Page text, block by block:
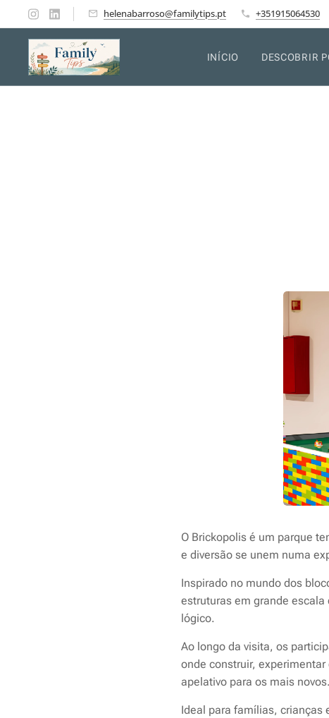
helenabarroso@familytips.pt +351915064530
INÍCIO DESCOBRIR
O Brickopolis é um parque
e diversão se unem numa
Inspirado no mundo dos
estruturas em grande
lógico.
Ao longo da visita, os
onde construir,
apelativo para os mais novos.
Ideal para famílias, crianças